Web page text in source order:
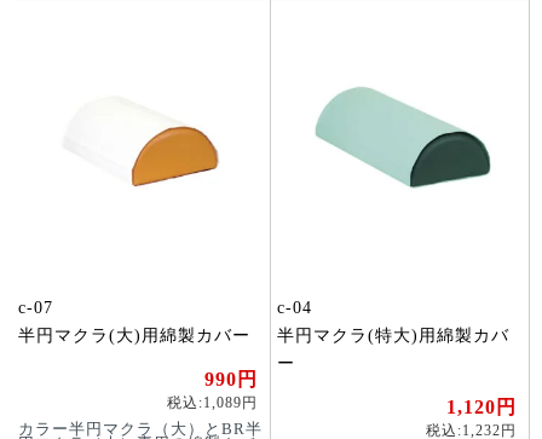
c-07
半円マクラ(大)用綿製カバー
990円
税込:1,089円
カラー半円マクラ（大）とBR半
c-04
半円マクラ(特大)用綿製カバ
ー
1,120円
税込:1,232円